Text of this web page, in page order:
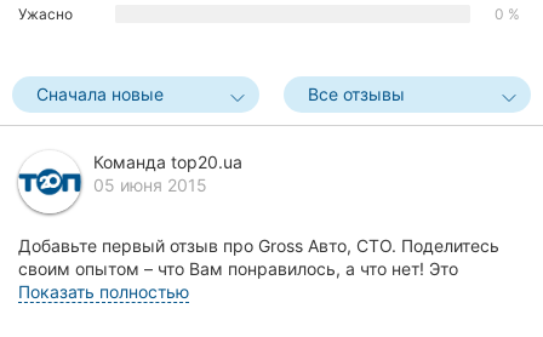
Черновцы
Ивано-
Луцк
Ужгород
Карпаты
Ужасно
0 %
Сначала новые Все отзывы
Команда top20.ua
05 июня 2015
Добавьте первый отзыв про Gross Авто, СТО. Поделитесь
своим опытом – что Вам понравилось, а что нет! Это
поможет другим жителям Винницы сделать прави...
Показать полностью